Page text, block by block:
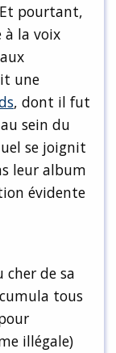
pourtant,
la voix
une
, dont il fut
sein du
se joignit
leur album
évidente
de sa
tous
illégale)